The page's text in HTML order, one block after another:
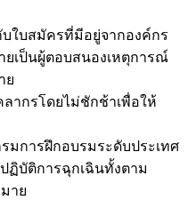
ใบสมัครที่มีอยู่จากองค์กร
เป็นผู้ตอบสนองเหตุการณ์
ย
ากรโดยไม่ชักช้าเพื่อให้
การฝึกอบรมระดับประเทศ
ฏิบัติการฉุกเฉินทั้งตาม
าย